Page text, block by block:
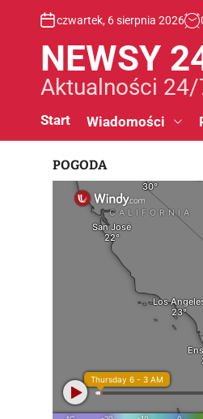
czwartek, 6 sierpnia 2026
NEWSY
Aktualności
Start Wiadomości
POGODA